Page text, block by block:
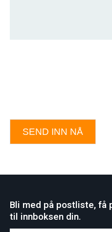
SEND INN NÅ
Bli med på postliste,
til innboksen din.